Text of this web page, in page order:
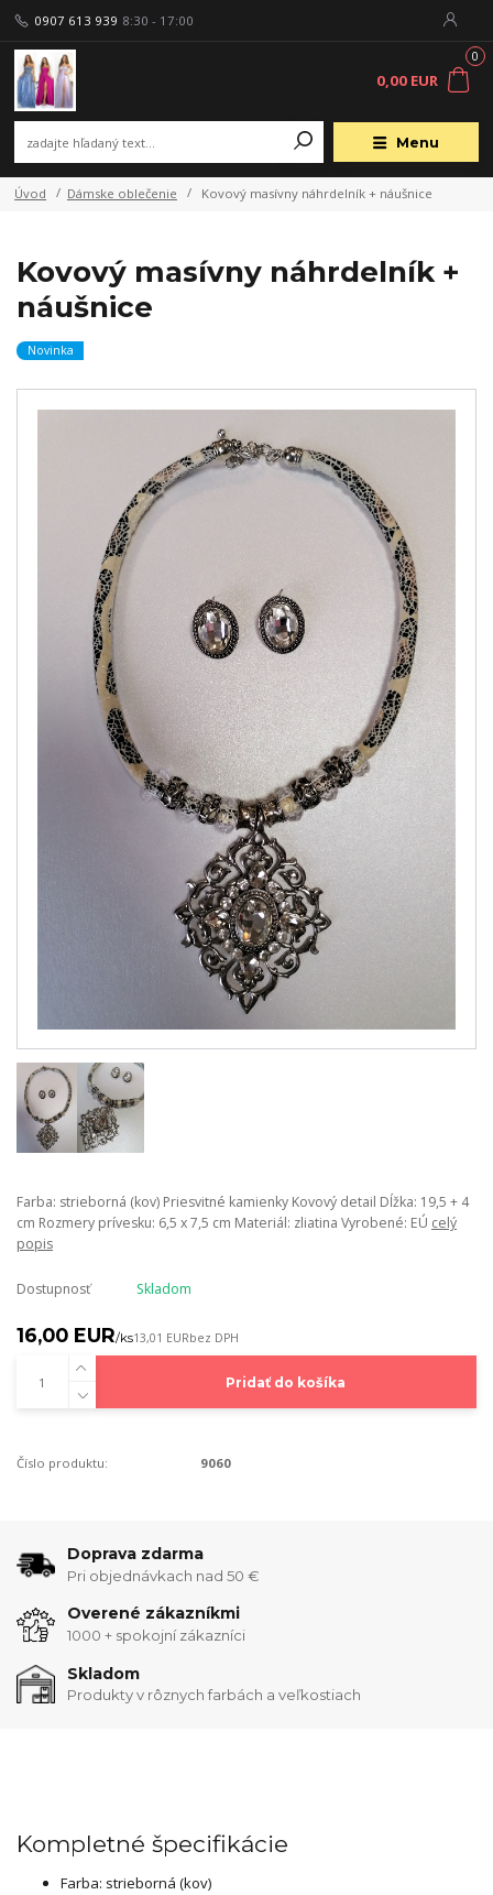
Menu
0907 613 939 8:30 - 17:00
0
0,00 EUR
Úvod Dámske oblečenie Kovový masívny náhrdelník + náušnice
Kovový masívny náhrdelník +
náušnice
Novinka
Farba: strieborná (kov) Priesvitné kamienky Kovový detail Dĺžka: 19,5 + 4
cm Rozmery prívesku: 6,5 x 7,5 cm Materiál: zliatina Vyrobené: EÚ celý
popis
Dostupnosť Skladom
16,00 EUR/ks13,01 EURbez DPH
Pridať do košíka
Číslo produktu: 9060
Doprava zdarma
Pri objednávkach nad 50 €
Overené zákazníkmi
1000 + spokojní zákazníci
Skladom
Produkty v rôznych farbách a veľkostiach
Kompletné špecifikácie
Farba: strieborná (kov)